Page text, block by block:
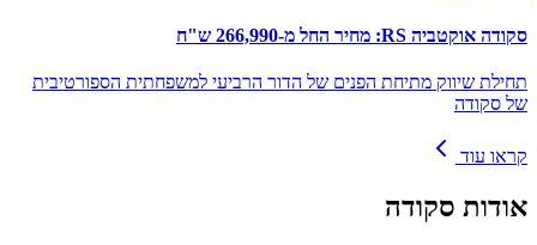
סקודה אוקטביה RS: מחיר החל מ-266,990 ש"ח
תחילת שיווק מתיחת הפנים של הדור הרביעי למשפחתית הספורטיבית
של סקודה
קראו עוד
אודות סקודה